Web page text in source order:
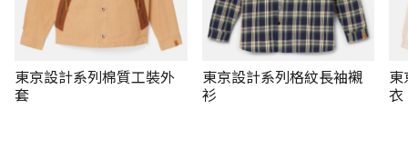
東京設計系列棉質工裝外
套
東京設計系列格紋長袖襯
衫
東
衣